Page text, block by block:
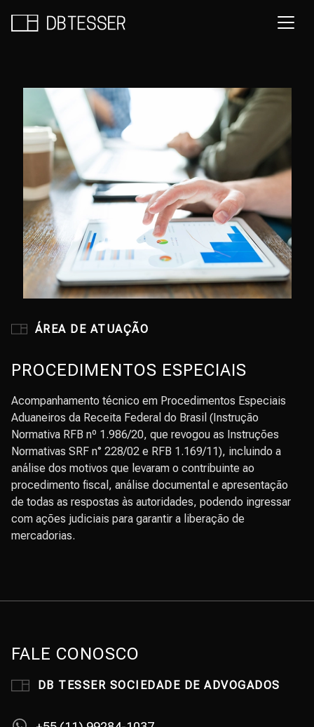
ÁREA DE ATUAÇÃO
PROCEDIMENTOS ESPECIAIS
Acompanhamento técnico em Procedimentos Especiais
Aduaneiros da Receita Federal do Brasil (Instrução
Normativa RFB nº 1.986/20, que revogou as Instruções
Normativas SRF n° 228/02 e RFB 1.169/11), incluindo a
análise dos motivos que levaram o contribuinte ao
procedimento fiscal, análise documental e apresentação
de todas as respostas às autoridades, podendo ingressar
com ações judiciais para garantir a liberação de
mercadorias.
FALE CONOSCO
DB TESSER SOCIEDADE DE ADVOGADOS